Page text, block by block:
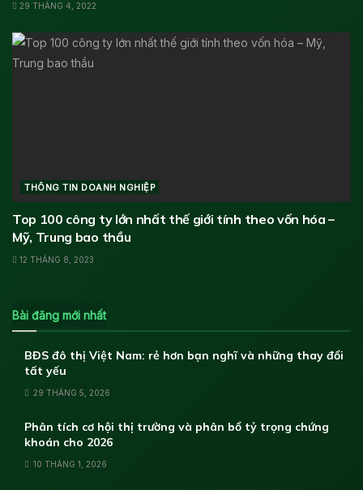
29 THÁNG 4, 2022
THÔNG TIN DOANH NGHIỆP
Top 100 công ty lớn nhất thế giới tính theo vốn hóa –
Mỹ, Trung bao thầu
12 THÁNG 8, 2023
Bài đăng mới nhất
BĐS đô thị Việt Nam: rẻ hơn bạn nghĩ và những thay đổi
tất yếu
29 THÁNG 5, 2026
Phân tích cơ hội thị trường và phân bổ tỷ trọng chứng
khoán cho 2026
10 THÁNG 1, 2026